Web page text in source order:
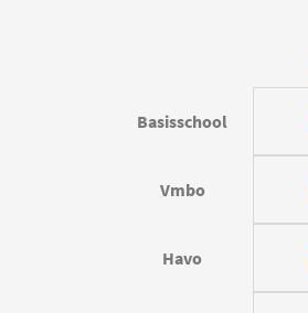
Basisschool
Vmbo
Havo